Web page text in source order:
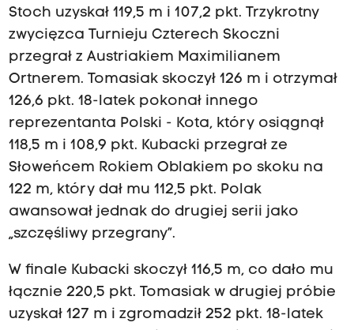
Stoch uzyskał 119,5 m i 107,2 pkt. Trzykrotny
zwycięzca Turnieju Czterech Skoczni
przegrał z Austriakiem Maximilianem
Ortnerem. Tomasiak skoczył 126 m i otrzymał
126,6 pkt. 18-latek pokonał innego
reprezentanta Polski - Kota, który osiągnął
118,5 m i 108,9 pkt. Kubacki przegrał ze
Słoweńcem Rokiem Oblakiem po skoku na
122 m, który dał mu 112,5 pkt. Polak
awansował jednak do drugiej serii jako
„szczęśliwy przegrany”.
W finale Kubacki skoczył 116,5 m, co dało mu
łącznie 220,5 pkt. Tomasiak w drugiej próbie
uzyskał 127 m i zgromadził 252 pkt. 18-latek